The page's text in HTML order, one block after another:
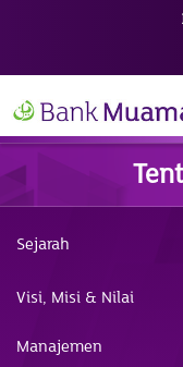
Sejarah
Visi, Misi & Nilai
Manajemen